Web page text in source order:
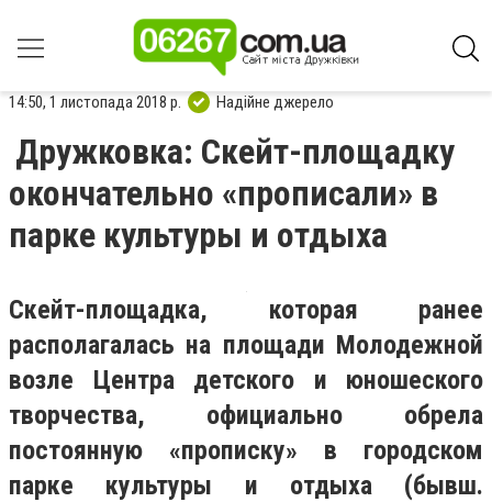
14:50, 1 листопада 2018 р. Надійне джерело
Дружковка: Скейт-площадку
окончательно «прописали» в
парке культуры и отдыха
Скейт-площадка, которая ранее
располагалась на площади Молодежной
возле Центра детского и юношеского
творчества, официально обрела
постоянную «прописку» в городском
парке культуры и отдыха (бывш.